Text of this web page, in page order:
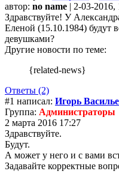
автор: no name | 2-03-2016,
Здравствуйте! У
Еленой (15.10.1984) будут
девушками?
Другие новости по теме:
{related-news}
Ответы (2)
#1 написал: Игорь
Группа: Администраторы
2 марта 2016 17:27
Здравствуйте.
Будут.
А может у него и с вами
Задавайте корректные